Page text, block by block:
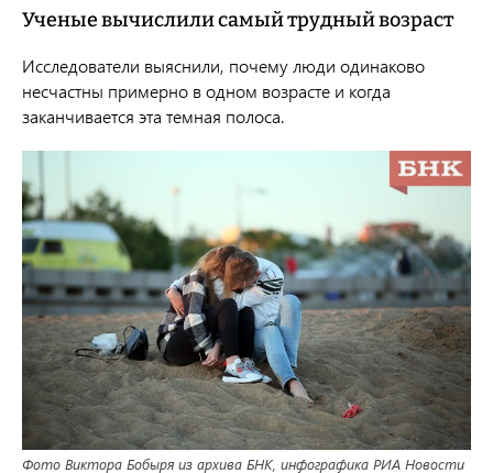
Ученые вычислили самый трудный возраст
Исследователи выяснили, почему люди одинаково
несчастны примерно в одном возрасте и когда
заканчивается эта темная полоса.
Фото Виктора Бобыря из архива БНК, инфографика РИА Новости